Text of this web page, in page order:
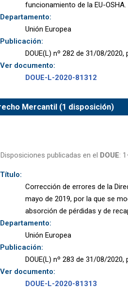
funcionamiento de la EU-OSHA.
Departamento:
Unión Europea
Publicación:
DOUE(L) nº 282 de 31/08/2020,
Ver documento:
DOUE-L-2020-81312
Mercantil (1 disposición)
publicadas en el DOUE:
Título:
Corrección de errores de la
mayo de 2019, por la que se
absorción de pérdidas y de
Departamento:
Unión Europea
Publicación:
DOUE(L) nº 283 de 31/08/2020,
Ver documento:
DOUE-L-2020-81313